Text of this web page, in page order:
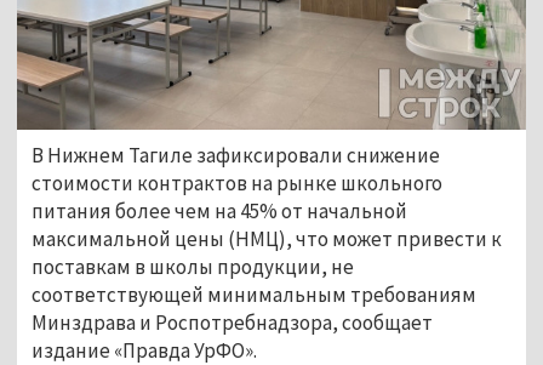
В Нижнем Тагиле зафиксировали снижение
стоимости контрактов на рынке школьного
питания более чем на 45% от начальной
максимальной цены (НМЦ), что может привести к
поставкам в школы продукции, не
соответствующей минимальным требованиям
Минздрава и Роспотребнадзора, сообщает
издание «Правда УрФО».